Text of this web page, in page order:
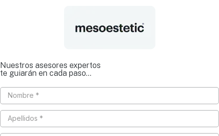
Nuestros asesores expertos
te guiarán en cada paso...
Nombre *
Apellidos *